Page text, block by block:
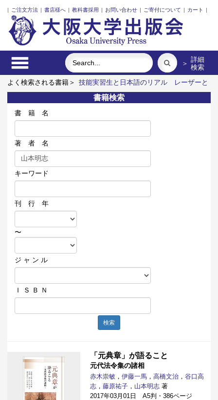
| ご注文方法 | 書店様へ | 教科書採用 | お問い合わせ | ご寄付について | カート |
＞ 詳細
検索
よく検索される書籍＞
技能実習生と日本語のリアル
レーザーと
プラズマと粒子ビーム
アーミッシュキルトを訪ねて
街に拓く
大学
アートエリアB1 5周年記念記録集 上方遊歩46景
ロシ
ア語
書籍検索
書 籍 名
著 者 名
キーワード
刊 行 年
〜
ジ ャ ン ル
Ｉ Ｓ Ｂ Ｎ
検索
「元典章」が語ること
元代法令集の諸相
赤木崇敏 ， 伊藤一馬 ， 高橋文治 ， 谷口高
志 ， 藤原祐子 ， 山本明志 著
2017年03月01日 A5判・386ページ